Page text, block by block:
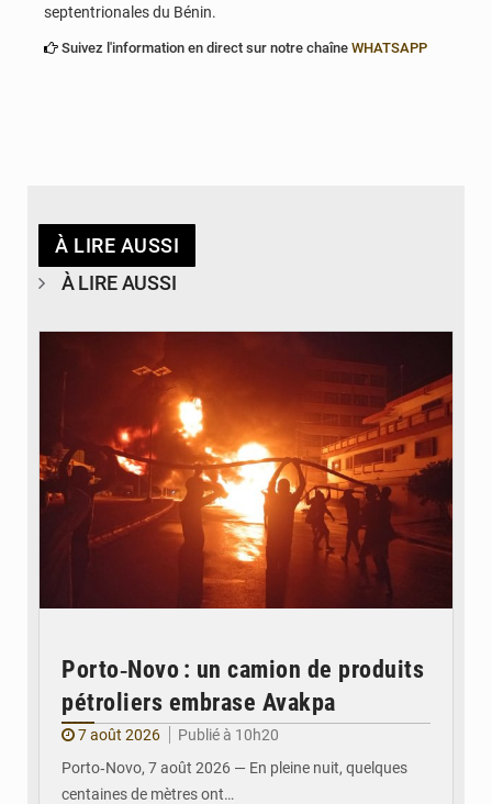
septentrionales du Bénin.
Suivez l'information en direct sur notre chaîne WHATSAPP
À LIRE AUSSI
À LIRE AUSSI
Porto‑Novo : un camion de produits
pétroliers embrase Avakpa
7 août 2026
Publié à 10h20
Porto‑Novo, 7 août 2026 — En pleine nuit, quelques
centaines de mètres ont…